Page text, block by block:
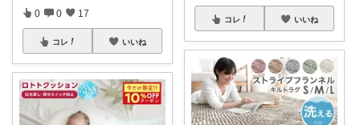
0 0 17
コレ いいね
コレ いいね